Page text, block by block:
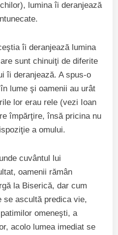
lumina îi deranjează
îi deranjează lumina
sunt chinuiţi de diferite
îi deranjează. A spus-o
lume şi oamenii au urât
lor erau rele (vezi Ioan
împărţire, însă pricina nu
a omului.
cuvântul lui
oamenii rămân
la Biserică, dar cum
se ascultă predica vie,
omeneşti, a
acolo lumea imediat se